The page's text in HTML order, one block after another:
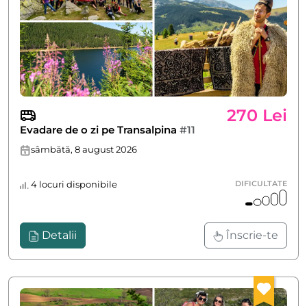
270 Lei
Evadare de o zi pe Transalpina #11
sâmbătă, 8 august 2026
4 locuri disponibile DIFICULTATE
Detalii Înscrie-te